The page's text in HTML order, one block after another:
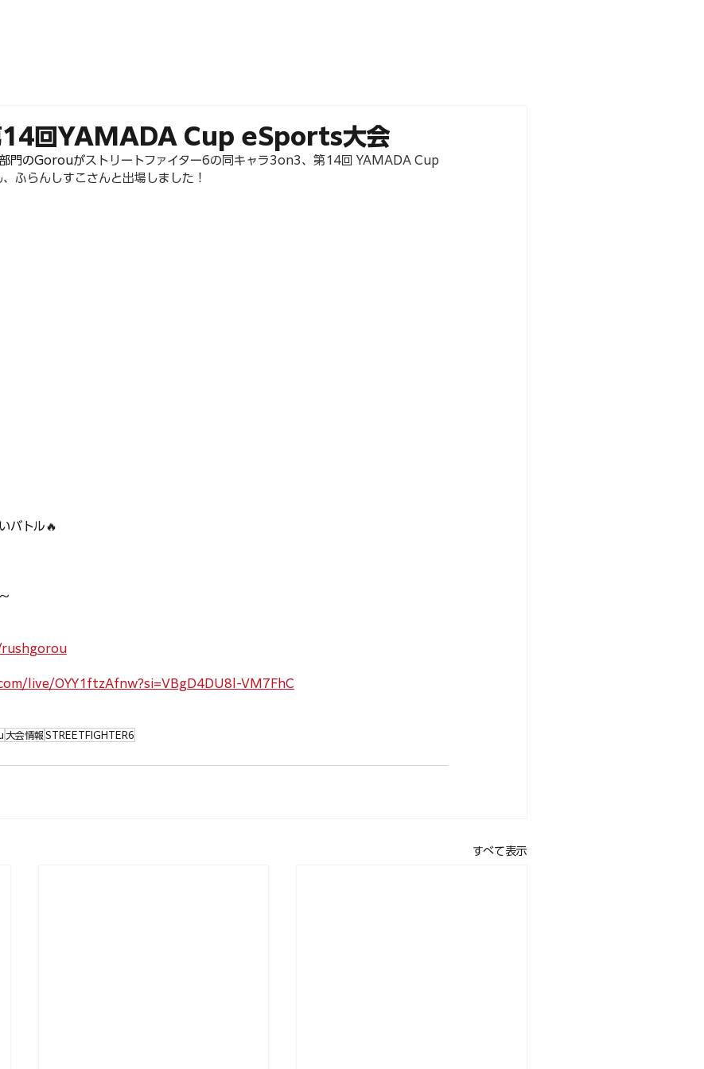
14回YAMADA Cup eSports大会
門のGorouがストリートファイター6の同キャラ3on3、第14回 YAMADA Cup
ふらんしすこさんと出場しました！
バトル🔥
live/OYY1ftzAfnw?si=VBgD4DU8l-VM7FhC
大会情報 STREETFIGHTER6
すべて表示